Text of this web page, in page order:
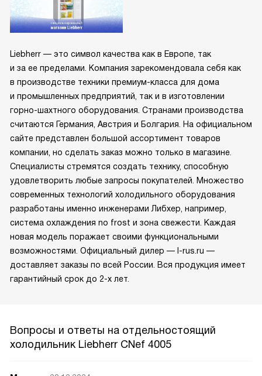
Liebherr — это символ качества как в Европе, так
и за ее пределами. Компания зарекомендовала себя как
в производстве техники премиум-класса для дома
и промышленных предприятий, так и в изготовлении
горно-шахтного оборудования. Странами производства
считаются Германия, Австрия и Болгария. На официальном
сайте представлен большой ассортимент товаров
компании, но сделать заказ можно только в магазине.
Специалисты стремятся создать технику, способную
удовлетворить любые запросы покупателей. Множество
современных технологий холодильного оборудования
разработаны именно инженерами Либхер, например,
система охлаждения no frost и зона свежести. Каждая
новая модель поражает своими функциональными
возможностями. Официальный дилер — l-rus.ru —
доставляет заказы по всей России. Вся продукция имеет
гарантийный срок до 2-х лет.
Вопросы и ответы на отдельностоящий
холодильник Liebherr CNef 4005